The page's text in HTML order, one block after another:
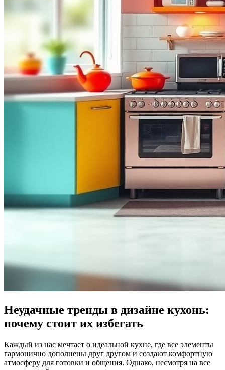
Неудачные тренды в дизайне кухонь:
почему стоит их избегать
Каждый из нас мечтает о идеальной кухне, где все элементы
гармонично дополнены друг другом и создают комфортную
атмосферу для готовки и общения. Однако, несмотря на все